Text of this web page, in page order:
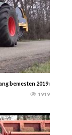
bemesten 2019 met
1919